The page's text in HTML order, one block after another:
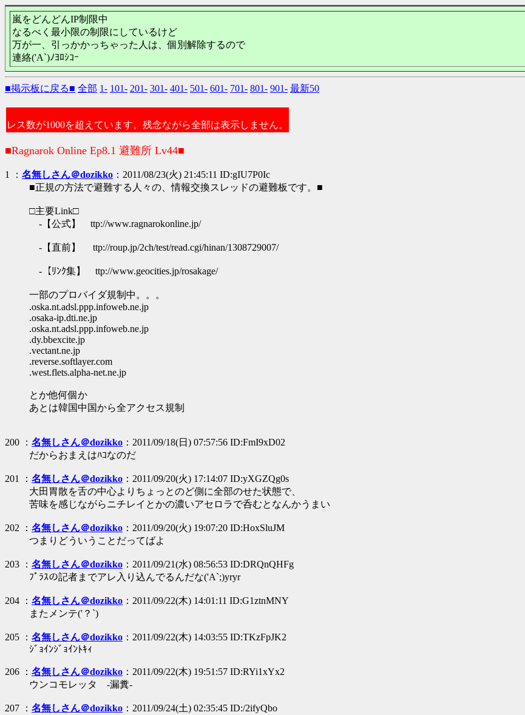
嵐をどんどんIP制限中
なるべく最小限の制限にしているけど
万が一、引っかかっちゃった人は、個別解除するので
連絡('A`)ﾉﾖﾛｼｺｰ
■掲示板に戻る■ 全部 1- 101- 201- 301- 401- 501- 601- 701- 801- 901- 最新50
レス数が1000を超えています。残念ながら全部は表示しません。
■Ragnarok Online Ep8.1 避難所 Lv44■
1 ： 名無しさん＠dozikko ：2011/08/23(火) 21:45:11 ID:gIU7P0Ic
■正規の方法で避難する人々の、情報交換スレッドの避難板です。■
□主要Link□
-【公式】 ttp://www.ragnarokonline.jp/
-【直前】 ttp://roup.jp/2ch/test/read.cgi/hinan/1308729007/
-【ﾘﾝｸ集】 ttp://www.geocities.jp/rosakage/
一部のプロバイダ規制中。。。
.oska.nt.adsl.ppp.infoweb.ne.jp
.osaka-ip.dti.ne.jp
.oska.nt.adsl.ppp.infoweb.ne.jp
.dy.bbexcite.jp
.vectant.ne.jp
.reverse.softlayer.com
.west.flets.alpha-net.ne.jp
とか他何個か
あとは韓国中国から全アクセス規制
200 ： 名無しさん＠dozikko ：2011/09/18(日) 07:57:56 ID:FmI9xD02
だからおまえはﾊｺなのだ
201 ： 名無しさん＠dozikko ：2011/09/20(火) 17:14:07 ID:yXGZQg0s
大田胃散を舌の中心よりちょっとのど側に全部のせた状態で、
苦味を感じながらニチレイとかの濃いアセロラで呑むとなんかうまい
202 ： 名無しさん＠dozikko ：2011/09/20(火) 19:07:20 ID:HoxSluJM
つまりどういうことだってばよ
203 ： 名無しさん＠dozikko ：2011/09/21(水) 08:56:53 ID:DRQnQHFg
ﾌﾟﾗｽの記者までアレ入り込んでるんだな('A`;)yryr
204 ： 名無しさん＠dozikko ：2011/09/22(木) 14:01:11 ID:G1ztnMNY
またメンテ('？`)
205 ： 名無しさん＠dozikko ：2011/09/22(木) 14:03:55 ID:TKzFpJK2
ｼﾞｮｲﾝｼﾞｮｲﾝﾄｷｨ
206 ： 名無しさん＠dozikko ：2011/09/22(木) 19:51:57 ID:RYi1xYx2
ウンコモレッタ -漏糞-
207 ： 名無しさん＠dozikko ：2011/09/24(土) 02:35:45 ID:/2ifyQbo